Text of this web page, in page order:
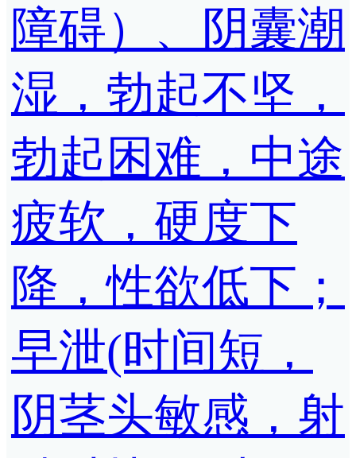
障碍）、阴囊潮
湿，勃起不坚，
勃起困难，中途
疲软，硬度下
降，性欲低下；
早泄(时间短，
阴茎头敏感，射